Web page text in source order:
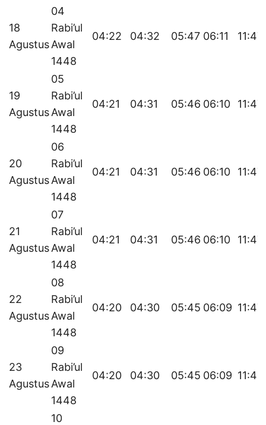
18
Agustus
04
Rabi’ul
Awal
1448
04:22 04:32 05:47 06:11 11:47
19
Agustus
05
Rabi’ul
Awal
1448
04:21 04:31 05:46 06:10 11:47
20
Agustus
06
Rabi’ul
Awal
1448
04:21 04:31 05:46 06:10 11:47
21
Agustus
07
Rabi’ul
Awal
1448
04:21 04:31 05:46 06:10 11:47
22
Agustus
08
Rabi’ul
Awal
1448
04:20 04:30 05:45 06:09 11:47
23
Agustus
09
Rabi’ul
Awal
1448
04:20 04:30 05:45 06:09 11:46
10